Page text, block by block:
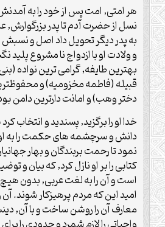
هر امتى, امت پس از خود را به
نسل از حضرت آدم تا پدر بزرگوارش,
به پدر ديگر تحويل داد اصل و نسبش
و ولادت او با ازدواج نا مشروع
بهترين طايفه, گرامى ترين نواده
قبيله (فاطمه مخزوميه) و
دختر وهب) و امانت دارترين دامن
خدا او را برگزيد, پسنديد و انتخاب
دانش و سرچشمه هاى حكمت را به او
نمود تا رحمت بربندگان و بهار
كتابى را بر او نازل كرد, كه بيان و
است و آن را به لغت عربى, بدون هيچ
اميد اين كه مردم پرهيزكار شوند. آن
معارف آن را روشن ساخت و با آن,